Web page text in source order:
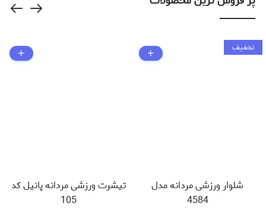
600
تخفیف
شلوار ورزشی مردانه مدل
4584
تیشرت ورزشی مردانه پانیل کد
105